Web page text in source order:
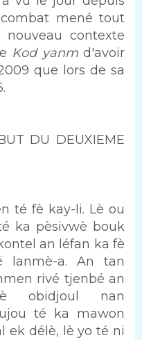
mené tout
nouveau contexte
Kod yanmd'avoir
que lors de sa
DU DEUXIEME
té fè kay-li. Lè ou
ka pèsivwè bouk
an léfan ka fè
a. An tan
rivé tjenbé an
obidjoul nan
té ka mawon
ek délè, lè yo té ni